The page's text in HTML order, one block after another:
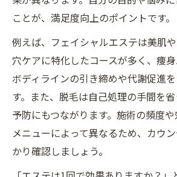
ことが、満足度向上のポイントです。
例えば、フェイシャルエステは美肌
穴ケアに特化したコースが多く、痩
ボディラインの引き締めや代謝促進
す。また、脱毛は自己処理の手間を
予防にもつながります。施術の頻度
メニューによって異なるため、カウ
かり確認しましょう。